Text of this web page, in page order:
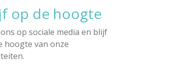
op de hoogte
op sociale media en blijf
hoogte van onze